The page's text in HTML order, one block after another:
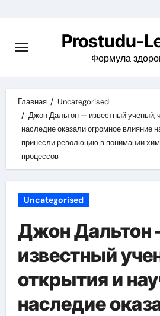
содержимому
Prostudu-
Формула
Главная
Uncategorised
Джон Дальтон — известный ученый,
наследие оказали огромное влияние
принесли революцию в понимании
процессов
Uncategorised
Джон
известный
открытия и
наследие